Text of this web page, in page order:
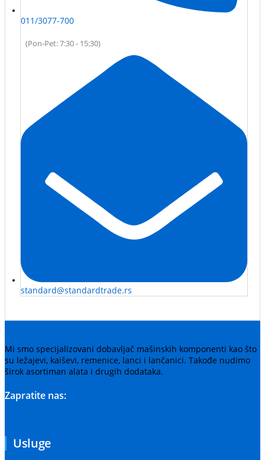
011/3077-700
(Pon-Pet: 7:30 - 15:30)
standard@standardtrade.rs
Mi smo specijalizovani dobavljač mašinskih komponenti kao što
su ležajevi, kaiševi, remenice, lanci i lančanici. Takođe nudimo
širok asortiman alata i drugih dodataka.
Zapratite nas:
Usluge